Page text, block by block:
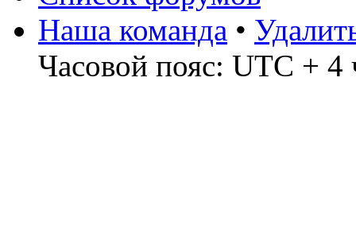
Наша команда •
Часовой пояс: UTC + 4